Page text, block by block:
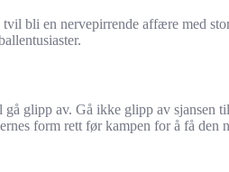
bli en nervepirrende affære med
av. Gå ikke glipp av sjansen
form rett før kampen for å få